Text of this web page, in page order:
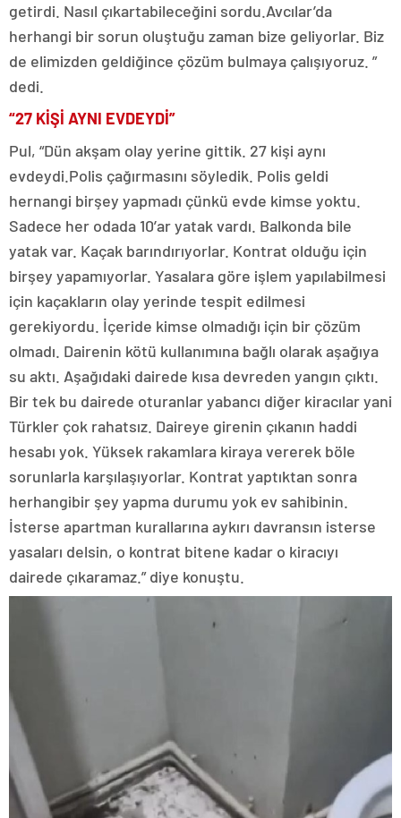
getirdi. Nasıl çıkartabileceğini sordu.Avcılar’da
herhangi bir sorun oluştuğu zaman bize geliyorlar. Biz
de elimizden geldiğince çözüm bulmaya çalışıyoruz. ”
dedi.
“27 KİŞİ AYNI EVDEYDİ”
Pul, “Dün akşam olay yerine gittik. 27 kişi aynı
evdeydi.Polis çağırmasını söyledik. Polis geldi
hernangi birşey yapmadı çünkü evde kimse yoktu.
Sadece her odada 10’ar yatak vardı. Balkonda bile
yatak var. Kaçak barındırıyorlar. Kontrat olduğu için
birşey yapamıyorlar. Yasalara göre işlem yapılabilmesi
için kaçakların olay yerinde tespit edilmesi
gerekiyordu. İçeride kimse olmadığı için bir çözüm
olmadı. Dairenin kötü kullanımına bağlı olarak aşağıya
su aktı. Aşağıdaki dairede kısa devreden yangın çıktı.
Bir tek bu dairede oturanlar yabancı diğer kiracılar yani
Türkler çok rahatsız. Daireye girenin çıkanın haddi
hesabı yok. Yüksek rakamlara kiraya vererek böle
sorunlarla karşılaşıyorlar. Kontrat yaptıktan sonra
herhangibir şey yapma durumu yok ev sahibinin.
İsterse apartman kurallarına aykırı davransın isterse
yasaları delsin, o kontrat bitene kadar o kiracıyı
dairede çıkaramaz.” diye konuştu.